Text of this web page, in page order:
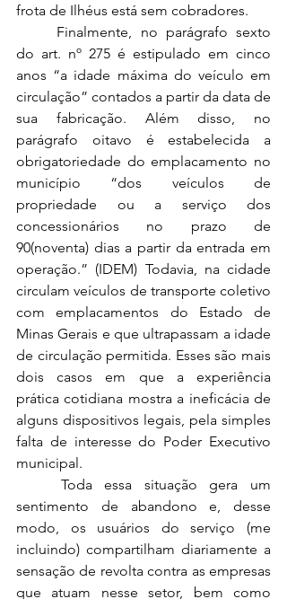
frota de Ilhéus está sem cobradores.
do art. nº 275 é estipulado em cinco
anos “a idade máxima do veículo em
circulação” contados a partir da data de
sua fabricação. Além disso, no
parágrafo oitavo é estabelecida a
obrigatoriedade do emplacamento no
município “dos veículos de
propriedade ou a serviço dos
concessionários no prazo de
90(noventa) dias a partir da entrada em
operação.” (IDEM) Todavia, na cidade
circulam veículos de transporte coletivo
com emplacamentos do Estado de
Minas Gerais e que ultrapassam a idade
de circulação permitida. Esses são mais
dois casos em que a experiência
prática cotidiana mostra a ineficácia de
alguns dispositivos legais, pela simples
falta de interesse do Poder Executivo
municipal.
sentimento de abandono e, desse
modo, os usuários do serviço (me
incluindo) compartilham diariamente a
sensação de revolta contra as empresas
que atuam nesse setor, bem como